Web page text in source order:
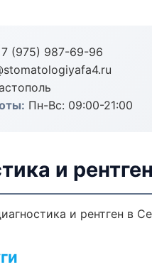
(975) 987-69-96
Пн-Вс: 09:00-21:00
и
и рентген в